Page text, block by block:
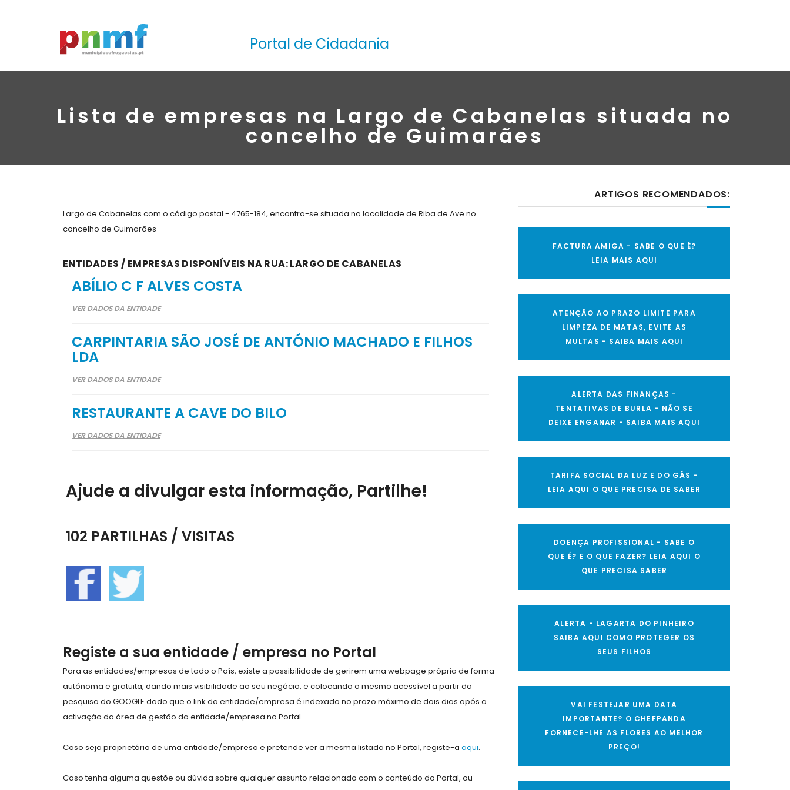
Portal de Cidadania
Lista de empresas na Largo de Cabanelas situada no
concelho de Guimarães
Largo de Cabanelas com o código postal - 4765-184, encontra-se situada na localidade de Riba de Ave no
concelho de Guimarães
ENTIDADES / EMPRESAS DISPONÍVEIS NA RUA: LARGO DE CABANELAS
ABÍLIO C F ALVES COSTA
VER DADOS DA ENTIDADE
CARPINTARIA SÃO JOSÉ DE ANTÓNIO MACHADO E FILHOS
LDA
VER DADOS DA ENTIDADE
RESTAURANTE A CAVE DO BILO
VER DADOS DA ENTIDADE
Ajude a divulgar esta informação, Partilhe!
102 PARTILHAS / VISITAS
Registe a sua entidade / empresa no Portal
Para as entidades/empresas de todo o País, existe a possibilidade de gerirem uma webpage própria de forma
autónoma e gratuita, dando mais visibilidade ao seu negócio, e colocando o mesmo acessível a partir da
pesquisa do GOOGLE dado que o link da entidade/empresa é indexado no prazo máximo de dois dias após a
activação da área de gestão da entidade/empresa no Portal.
Caso seja proprietário de uma entidade/empresa e pretende ver a mesma listada no Portal, registe-a aqui.
Caso tenha alguma questõe ou dúvida sobre qualquer assunto relacionado com o conteúdo do Portal, ou
ARTIGOS RECOMENDADOS:
FACTURA AMIGA - SABE O QUE É?
LEIA MAIS AQUI
ATENÇÃO AO PRAZO LIMITE PARA
LIMPEZA DE MATAS, EVITE AS
MULTAS - SAIBA MAIS AQUI
ALERTA DAS FINANÇAS -
TENTATIVAS DE BURLA - NÃO SE
DEIXE ENGANAR - SAIBA MAIS AQUI
TARIFA SOCIAL DA LUZ E DO GÁS -
LEIA AQUI O QUE PRECISA DE SABER
DOENÇA PROFISSIONAL - SABE O
QUE É? E O QUE FAZER? LEIA AQUI O
QUE PRECISA SABER
ALERTA - LAGARTA DO PINHEIRO
SAIBA AQUI COMO PROTEGER OS
SEUS FILHOS
VAI FESTEJAR UMA DATA
IMPORTANTE? O CHEFPANDA
FORNECE-LHE AS FLORES AO MELHOR
PREÇO!